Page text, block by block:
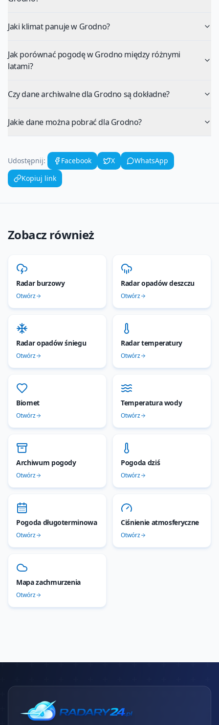
Jaki klimat panuje w Grodno?
Jak porównać pogodę w Grodno między różnymi
latami?
Czy dane archiwalne dla Grodno są dokładne?
Jakie dane można pobrać dla Grodno?
Udostępnij: Facebook X
WhatsApp
Kopiuj link
Zobacz również
Radar burzowy
Otwórz
Radar opadów deszczu
Otwórz
Radar opadów śniegu
Otwórz
Radar temperatury
Otwórz
Biomet
Otwórz
Temperatura wody
Otwórz
Archiwum pogody
Otwórz
Pogoda dziś
Otwórz
Pogoda długoterminowa
Otwórz
Ciśnienie atmosferyczne
Otwórz
Mapa zachmurzenia
Otwórz